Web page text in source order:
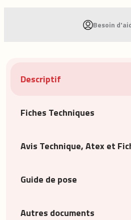
Besoin
Descriptif
Fiches Techniques
Avis Technique, Atex et
Guide de pose
Autres documents